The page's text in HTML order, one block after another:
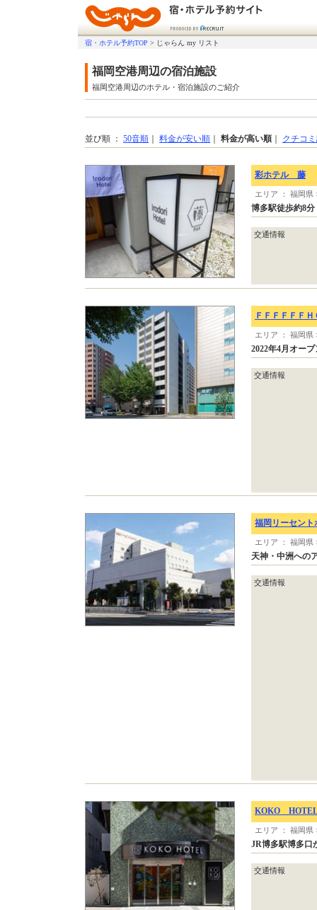
宿・ホテル予約TOP > じゃらん my リスト
福岡空港周辺の宿泊施設
福岡空港周辺のホテル・宿泊施設のご紹介
並び順 ： 50音順 料金が安い順 料金が高い順 クチコ
彩ホテル 藤
エリア ： 福岡県
博多駅徒歩約8
交通情報
ＦＦＦＦＦＦ
エリア ： 福岡県
2022年4月オー
交通情報
福岡リーセント
エリア ： 福岡県
天神・中洲への
交通情報
KOKO
エリア ： 福岡県
JR博多駅博多口
交通情報